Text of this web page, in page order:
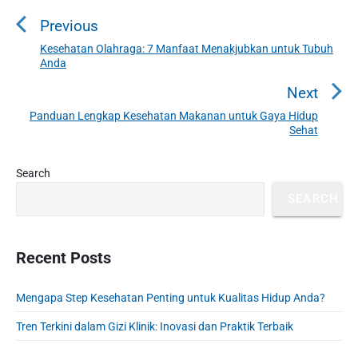
s
a
i
n
Previous
P
r
v
u
Kesehatan Olahraga: 7 Manfaat Menakjubkan untuk Tubuh
Anda
Next
N
e
o
Panduan Lengkap Kesehatan Makanan untuk Gaya Hidup
Sehat
P
r
i
d
Search
Recent Posts
Mengapa Step Kesehatan Penting untuk Kualitas Hidup Anda?
Tren Terkini dalam Gizi Klinik: Inovasi dan Praktik Terbaik